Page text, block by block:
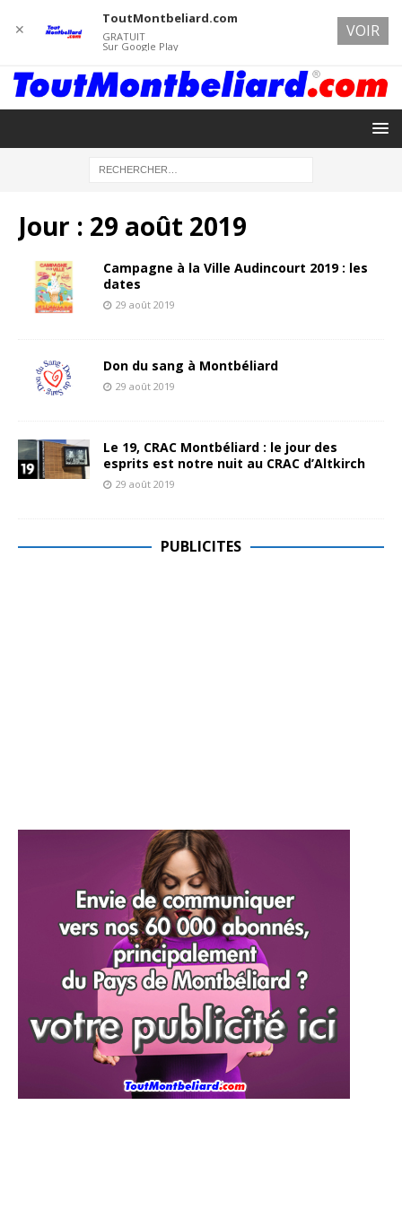
Jour : 29 août 2019
Campagne à la Ville Audincourt 2019 : les
dates
29 août 2019
Don du sang à Montbéliard
29 août 2019
Le 19, CRAC Montbéliard : le jour des
esprits est notre nuit au CRAC d’Altkirch
29 août 2019
PUBLICITES
✕
ToutMontbeliard.com
GRATUIT
Sur Google Play
VOIR